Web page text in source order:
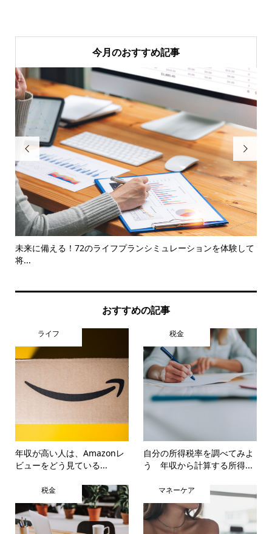
今月のおすすめ記事

未来に備える！72のライフプランシミュレーションを体験して
将...

おすすめの記事
ライフ
年収が高い人は、Amazonレ
ビューをどう見ている...
税金
自分の所得税率を調べてみよ
う 年収から計算する所得...
税金 マネーケア